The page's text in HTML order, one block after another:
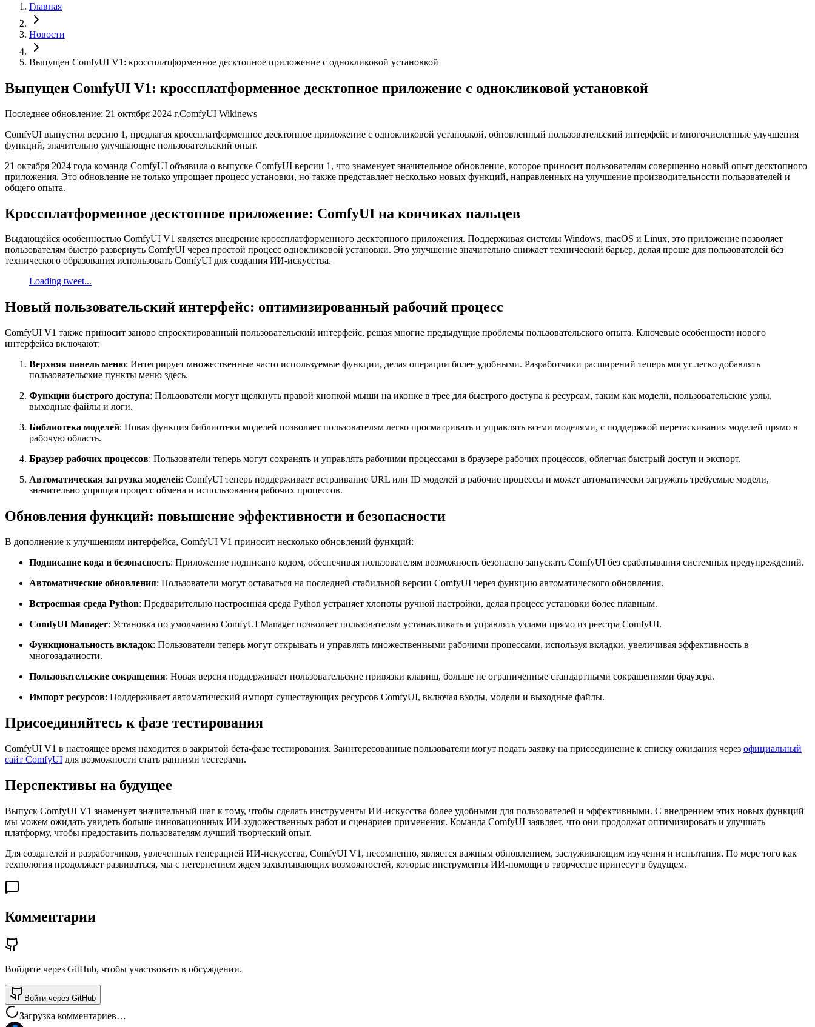
Главная
Новости
Выпущен ComfyUI V1: кроссплатформенное десктопное приложение с однокликовой установкой
Выпущен ComfyUI V1: кроссплатформенное десктопное приложение с однокликовой установкой
Последнее обновление: 21 октября 2024 г.ComfyUI Wikinews
ComfyUI выпустил версию 1, предлагая кроссплатформенное десктопное приложение с однокликовой установкой, обновленный пользовательский интерфейс и многочисленные улучшения
функций, значительно улучшающие пользовательский опыт.
21 октября 2024 года команда ComfyUI объявила о выпуске ComfyUI версии 1, что знаменует значительное обновление, которое приносит пользователям совершенно новый опыт десктопного
приложения. Это обновление не только упрощает процесс установки, но также представляет несколько новых функций, направленных на улучшение производительности пользователей и
общего опыта.
Кроссплатформенное десктопное приложение: ComfyUI на кончиках пальцев
Выдающейся особенностью ComfyUI V1 является внедрение кроссплатформенного десктопного приложения. Поддерживая системы Windows, macOS и Linux, это приложение позволяет
пользователям быстро развернуть ComfyUI через простой процесс однокликовой установки. Это улучшение значительно снижает технический барьер, делая проще для пользователей без
технического образования использовать ComfyUI для создания ИИ-искусства.
Loading tweet...
Новый пользовательский интерфейс: оптимизированный рабочий процесс
ComfyUI V1 также приносит заново спроектированный пользовательский интерфейс, решая многие предыдущие проблемы пользовательского опыта. Ключевые особенности нового
интерфейса включают:
Верхняя панель меню: Интегрирует множественные часто используемые функции, делая операции более удобными. Разработчики расширений теперь могут легко добавлять
пользовательские пункты меню здесь.
Функции быстрого доступа: Пользователи могут щелкнуть правой кнопкой мыши на иконке в трее для быстрого доступа к ресурсам, таким как модели, пользовательские узлы,
выходные файлы и логи.
Библиотека моделей: Новая функция библиотеки моделей позволяет пользователям легко просматривать и управлять всеми моделями, с поддержкой перетаскивания моделей прямо в
рабочую область.
Браузер рабочих процессов: Пользователи теперь могут сохранять и управлять рабочими процессами в браузере рабочих процессов, облегчая быстрый доступ и экспорт.
Автоматическая загрузка моделей: ComfyUI теперь поддерживает встраивание URL или ID моделей в рабочие процессы и может автоматически загружать требуемые модели,
значительно упрощая процесс обмена и использования рабочих процессов.
Обновления функций: повышение эффективности и безопасности
В дополнение к улучшениям интерфейса, ComfyUI V1 приносит несколько обновлений функций:
Подписание кода и безопасность: Приложение подписано кодом, обеспечивая пользователям возможность безопасно запускать ComfyUI без срабатывания системных предупреждений.
Автоматические обновления: Пользователи могут оставаться на последней стабильной версии ComfyUI через функцию автоматического обновления.
Встроенная среда Python: Предварительно настроенная среда Python устраняет хлопоты ручной настройки, делая процесс установки более плавным.
ComfyUI Manager: Установка по умолчанию ComfyUI Manager позволяет пользователям устанавливать и управлять узлами прямо из реестра ComfyUI.
Функциональность вкладок: Пользователи теперь могут открывать и управлять множественными рабочими процессами, используя вкладки, увеличивая эффективность в
многозадачности.
Пользовательские сокращения: Новая версия поддерживает пользовательские привязки клавиш, больше не ограниченные стандартными сокращениями браузера.
Импорт ресурсов: Поддерживает автоматический импорт существующих ресурсов ComfyUI, включая входы, модели и выходные файлы.
Присоединяйтесь к фазе тестирования
ComfyUI V1 в настоящее время находится в закрытой бета-фазе тестирования. Заинтересованные пользователи могут подать заявку на присоединение к списку ожидания через официальный
сайт ComfyUI для возможности стать ранними тестерами.
Перспективы на будущее
Выпуск ComfyUI V1 знаменует значительный шаг к тому, чтобы сделать инструменты ИИ-искусства более удобными для пользователей и эффективными. С внедрением этих новых функций
мы можем ожидать увидеть больше инновационных ИИ-художественных работ и сценариев применения. Команда ComfyUI заявляет, что они продолжат оптимизировать и улучшать
платформу, чтобы предоставить пользователям лучший творческий опыт.
Для создателей и разработчиков, увлеченных генерацией ИИ-искусства, ComfyUI V1, несомненно, является важным обновлением, заслуживающим изучения и испытания. По мере того как
технология продолжает развиваться, мы с нетерпением ждем захватывающих возможностей, которые инструменты ИИ-помощи в творчестве принесут в будущем.
Комментарии
Войдите через GitHub, чтобы участвовать в обсуждении.
Войти через GitHub
Загрузка комментариев…